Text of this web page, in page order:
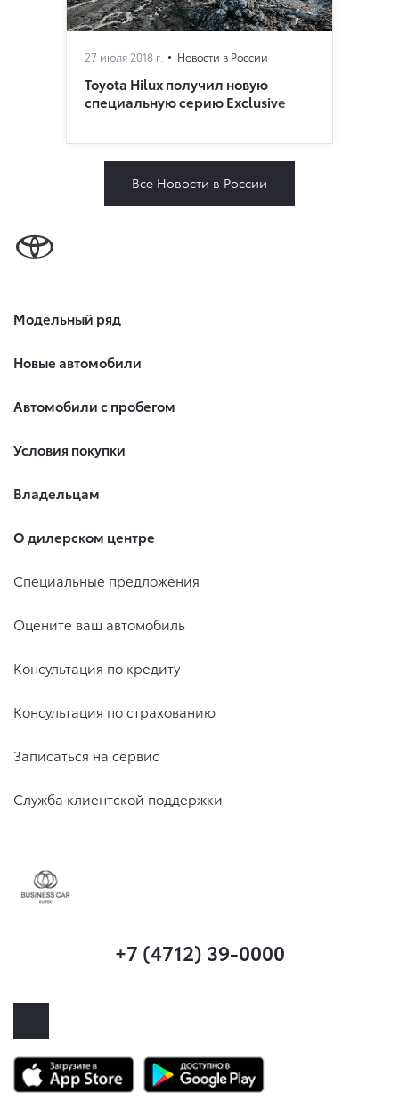
27 июля 2018 г. Новости в России
Toyota Hilux получил новую
специальную серию Exclusive
Все Новости в России
Модельный ряд
Новые автомобили
Автомобили с пробегом
Условия покупки
Владельцам
О дилерском центре
Специальные предложения
Оцените ваш автомобиль
Консультация по кредиту
Консультация по страхованию
Записаться на сервис
Служба клиентской поддержки
+7 (4712) 39-0000